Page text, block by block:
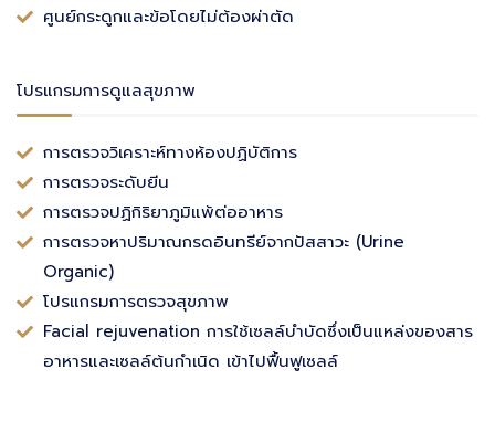
ศูนย์กระดูกและข้อโดยไม่ต้องผ่าตัด
โปรแกรมการดูแลสุขภาพ
การตรวจวิเคราะห์ทางห้องปฏิบัติการ
การตรวจระดับยีน
การตรวจปฏิกิริยาภูมิแพ้ต่ออาหาร
การตรวจหาปริมาณกรดอินทรีย์จากปัสสาวะ (Urine
Organic)
โปรแกรมการตรวจสุขภาพ
Facial rejuvenation การใช้เซลล์บำบัดซึ่งเป็นแหล่งของสาร
อาหารและเซลล์ต้นกำเนิด เข้าไปฟื้นฟูเซลล์